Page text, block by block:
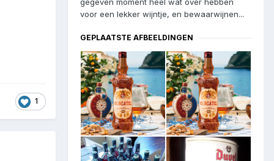
1
voor een lekker wijntje, en bewaarwijnen...
GEPLAATSTE AFBEELDINGEN